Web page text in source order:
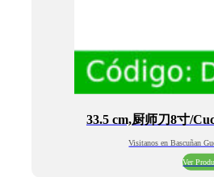
33.5 cm,厨师刀8寸/
Visitanos en Bascuñan
Ver